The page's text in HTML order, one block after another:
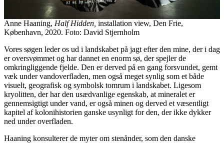
Anne Haaning, Half Hidden, installation view, Den Frie,
København, 2020. Foto: David Stjernholm
Vores søgen leder os ud i landskabet på jagt efter den mine, der i dag
er oversvømmet og har dannet en enorm sø, der spejler de
omkringliggende fjelde. Den er derved på en gang forsvundet, gemt
væk under vandoverfladen, men også meget synlig som et både
visuelt, geografisk og symbolsk tomrum i landskabet. Ligesom
kryolitten, der har den usædvanlige egenskab, at mineralet er
gennemsigtigt under vand, er også minen og derved et væsentligt
kapitel af kolonihistorien ganske usynligt for den, der ikke dykker
ned under overfladen.
Haaning konsulterer de myter om stenånder, som den danske